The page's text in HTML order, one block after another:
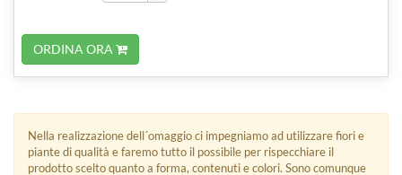
ORDINA ORA
Nella realizzazione dell´omaggio ci impegniamo ad utilizzare fiori e
piante di qualità e faremo tutto il possibile per rispecchiare il
prodotto scelto quanto a forma, contenuti e colori. Sono comunque